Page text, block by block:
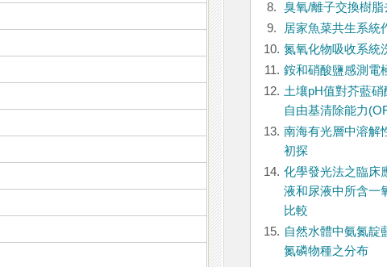
8.
臭氧/離子交換樹
9.
居家魚菜共生系統
10. 氮氧化物吸收系統
11. 銨和硝酸鹽感測電
12. 土壤pH值對芥藍
自由基清除能力
13. 南海有光層中溶解
初探
14. 化學發光法之臨床
液和尿液中所含一
比較
15. 自然水體中氨氮靛
氮磷物種之分布